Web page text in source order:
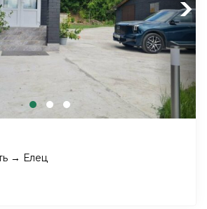
Next
→ Елец